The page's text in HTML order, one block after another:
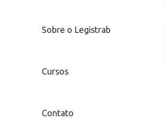
Sobre o Legistrab
Cursos
Contato